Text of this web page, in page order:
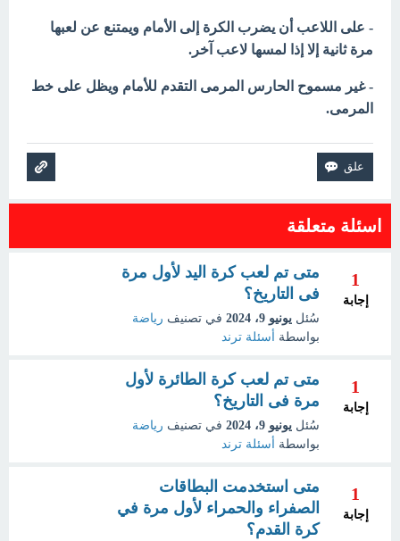
- على اللاعب أن يضرب الكرة إلى الأمام ويمتنع عن لعبها
مرة ثانية إلا إذا لمسها لاعب آخر.
- غير مسموح الحارس المرمى التقدم للأمام ويظل على خط
المرمى.
اسئلة متعلقة
1
إجابة
متى تم لعب كرة اليد لأول مرة
فى التاريخ؟
سُئل يونيو 9، 2024 في تصنيف رياضة
بواسطة
أسئلة ترند
1
إجابة
متى تم لعب كرة الطائرة لأول
مرة فى التاريخ؟
سُئل يونيو 9، 2024 في تصنيف رياضة
بواسطة
أسئلة ترند
1
إجابة
متى استخدمت البطاقات
الصفراء والحمراء لأول مرة في
كرة القدم؟